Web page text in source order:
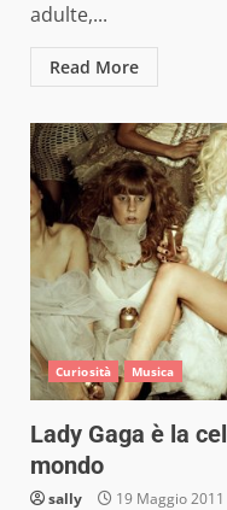
adulte,...
Read More
Curiosità Musica
Lady Gaga è la
mondo
sally 19 Maggio 2011